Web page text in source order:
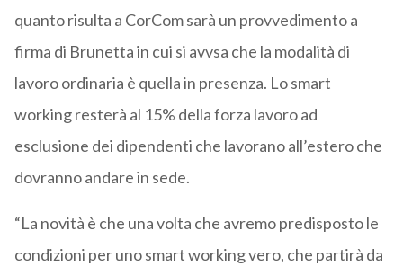
quanto risulta a CorCom sarà un provvedimento a
firma di Brunetta in cui si avvsa che la modalità di
lavoro ordinaria è quella in presenza. Lo smart
working resterà al 15% della forza lavoro ad
esclusione dei dipendenti che lavorano all’estero che
dovranno andare in sede.
“La novità è che una volta che avremo predisposto le
condizioni per uno smart working vero, che partirà da